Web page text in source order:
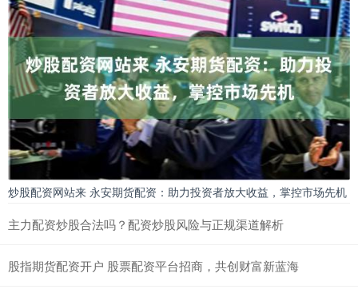
炒股配资网站来 永安期货配资：助力投资者放大收益，掌控市场先机
主力配资炒股合法吗？配资炒股风险与正规渠道解析
股指期货配资开户 股票配资平台招商，共创财富新蓝海